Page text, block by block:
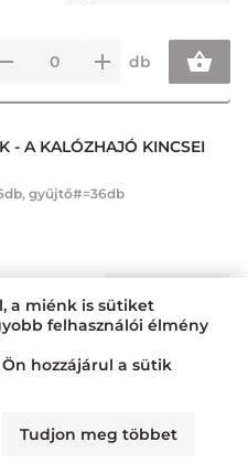
db
- A KALÓZHAJÓ KINCSEI
gyűjtő#=36db
db
LCL007
a miénk is sütiket
felhasználói élmény
hozzájárul a sütik
Tudjon meg többet